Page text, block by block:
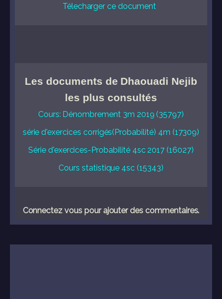
Télecharger ce document
Les documents de Dhaouadi Nejib
les plus consultés
Cours: Dénombrement 3m 2019 (35797)
série d'exercices corrigés(Probabilité) 4m (17309)
Série d'exercices-Probabilité 4sc 2017 (16027)
Cours statistique 4sc (15343)
Connectez vous pour ajouter des commentaires.